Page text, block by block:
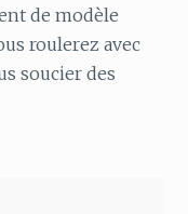
de modèle
roulerez avec
soucier des